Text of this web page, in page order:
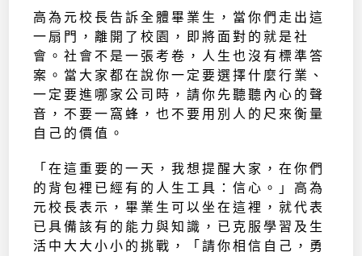
高為元校長告訴全體畢業生，當你們走出這
一扇門，離開了校園，即將面對的就是社
會。社會不是一張考卷，人生也沒有標準答
案。當大家都在說你一定要選擇什麼行業、
一定要進哪家公司時，請你先聽聽內心的聲
音，不要一窩蜂，也不要用別人的尺來衡量
自己的價值。
「在這重要的一天，我想提醒大家，在你們
的背包裡已經有的人生工具：信心。」高為
元校長表示，畢業生可以坐在這裡，就代表
已具備該有的能力與知識，已克服學習及生
活中大大小小的挑戰，「請你相信自己，勇